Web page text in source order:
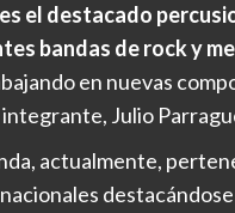
el destacado
bandas de rock y
en nuevas
Julio
actualmente,